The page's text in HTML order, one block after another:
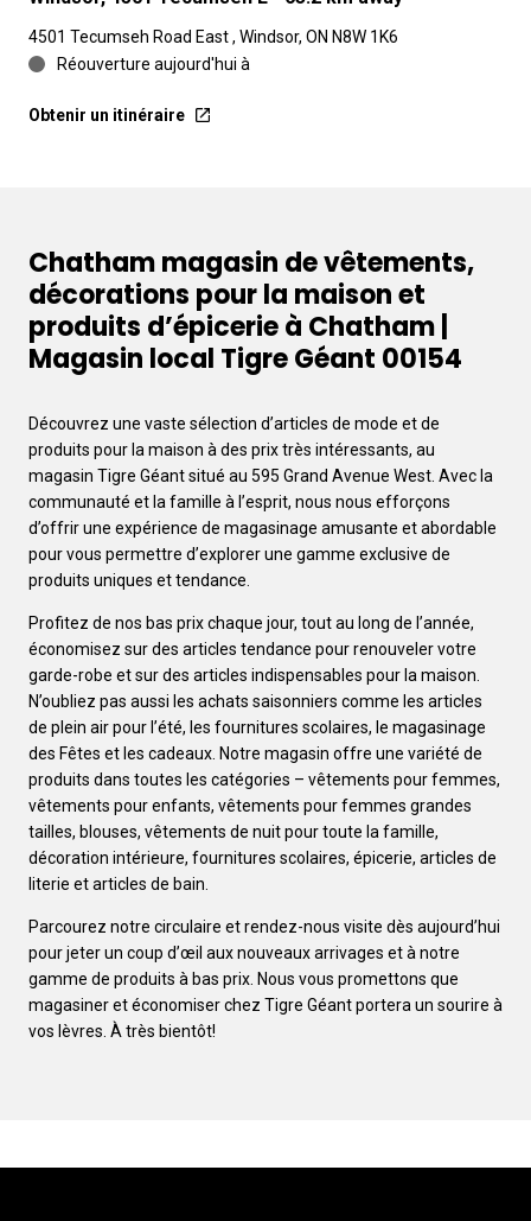
4501 Tecumseh Road East , Windsor, ON N8W 1K6
Réouverture aujourd'hui à
Obtenir un itinéraire
Chatham magasin de vêtements,
décorations pour la maison et
produits d’épicerie à Chatham |
Magasin local Tigre Géant 00154
Découvrez une vaste sélection d’articles de mode et de
produits pour la maison à des prix très intéressants, au
magasin Tigre Géant situé au 595 Grand Avenue West. Avec la
communauté et la famille à l’esprit, nous nous efforçons
d’offrir une expérience de magasinage amusante et abordable
pour vous permettre d’explorer une gamme exclusive de
produits uniques et tendance.
Profitez de nos bas prix chaque jour, tout au long de l’année,
économisez sur des articles tendance pour renouveler votre
garde-robe et sur des articles indispensables pour la maison.
N’oubliez pas aussi les achats saisonniers comme les articles
de plein air pour l’été, les fournitures scolaires, le magasinage
des Fêtes et les cadeaux. Notre magasin offre une variété de
produits dans toutes les catégories – vêtements pour femmes,
vêtements pour enfants, vêtements pour femmes grandes
tailles, blouses, vêtements de nuit pour toute la famille,
décoration intérieure, fournitures scolaires, épicerie, articles de
literie et articles de bain.
Parcourez notre circulaire et rendez-nous visite dès aujourd’hui
pour jeter un coup d’œil aux nouveaux arrivages et à notre
gamme de produits à bas prix. Nous vous promettons que
magasiner et économiser chez Tigre Géant portera un sourire à
vos lèvres. À très bientôt!